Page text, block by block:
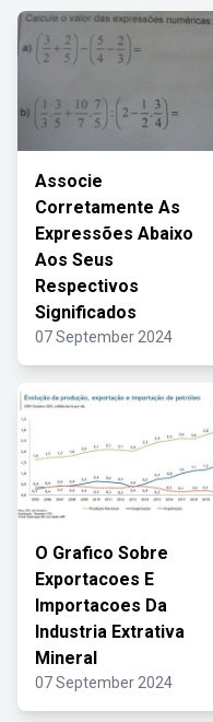
Associe
Corretamente As
Expressões Abaixo
Aos Seus
Respectivos
Significados
07 September 2024
O Grafico Sobre
Exportacoes E
Importacoes Da
Industria Extrativa
Mineral
07 September 2024